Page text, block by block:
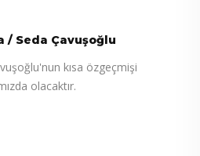
/ Seda Çavuşoğlu
kısa özgeçmişi
olacaktır.